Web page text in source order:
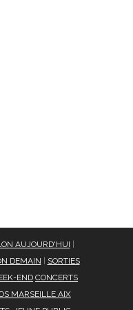
AUJOURD'HUI |
DEMAIN | SORTIES
END CONCERTS
MARSEILLE AIX